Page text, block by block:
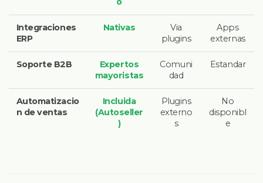
Integraciones
ERP
Nativas
Via
plugins
Apps
externas
Soporte B2B
Expertos
mayoristas
Comuni
dad
Estandar
Automatizacio
n de ventas
Incluida
(Autoseller
)
Plugins
externo
s
No
disponibl
e